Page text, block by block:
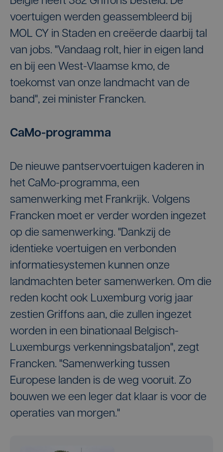
voertuigen werden geassembleerd bij
MOL CY in Staden en creëerde daarbij tal
van jobs. "Vandaag rolt, hier in eigen land
en bij een West-Vlaamse kmo, de
toekomst van onze landmacht van de
band", zei minister Francken.
CaMo-programma
De nieuwe pantservoertuigen kaderen in
het CaMo-programma, een
samenwerking met Frankrijk. Volgens
Francken moet er verder worden ingezet
op die samenwerking. "Dankzij de
identieke voertuigen en verbonden
informatiesystemen kunnen onze
landmachten beter samenwerken. Om die
reden kocht ook Luxemburg vorig jaar
zestien Griffons aan, die zullen ingezet
worden in een binationaal Belgisch-
Luxemburgs verkenningsbataljon", zegt
Francken. "Samenwerking tussen
Europese landen is de weg vooruit. Zo
bouwen we een leger dat klaar is voor de
operaties van morgen."